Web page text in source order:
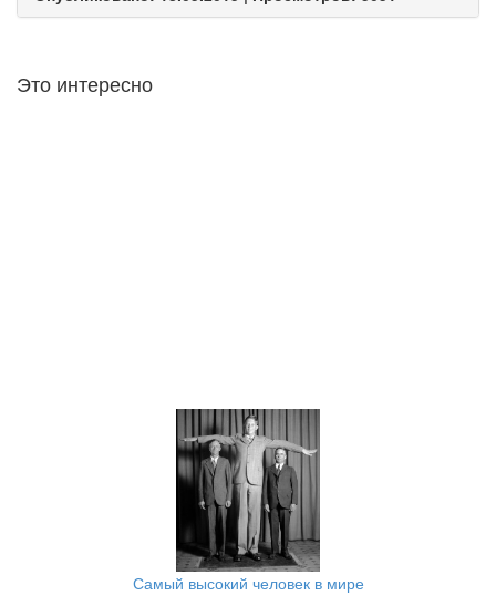
Это интересно
Самый высокий человек в мире